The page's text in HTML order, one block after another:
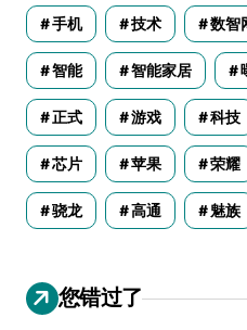
手机 技术 数智
智能 智能家居
正式 游戏 科技
芯片 苹果 荣耀
骁龙 高通 魅族
您错过了